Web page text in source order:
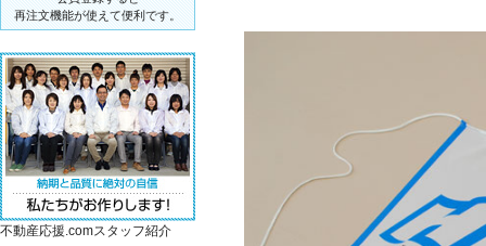
再注文機能が使えて便利です。
不動産応援.comスタッフ紹介